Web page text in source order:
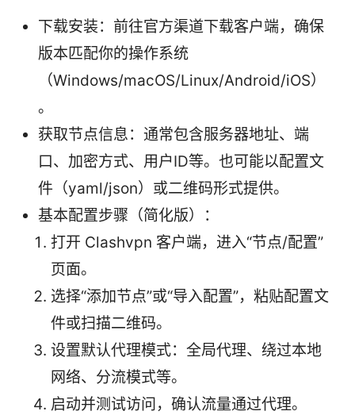
下载安装：前往官方渠道下载客户端，确保
版本匹配你的操作系统
（Windows/macOS/Linux/Android/iOS）
。
获取节点信息：通常包含服务器地址、端
口、加密方式、用户ID等。也可能以配置文
件（yaml/json）或二维码形式提供。
基本配置步骤（简化版）：
打开 Clashvpn 客户端，进入“节点/配置”
页面。
选择“添加节点”或“导入配置”，粘贴配置文
件或扫描二维码。
设置默认代理模式：全局代理、绕过本地
网络、分流模式等。
启动并测试访问，确认流量通过代理。